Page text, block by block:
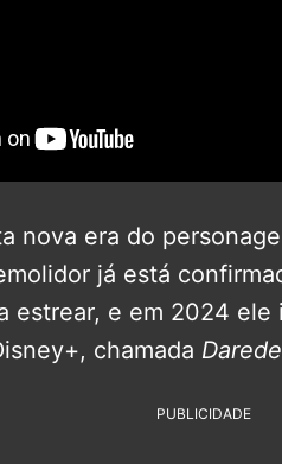
nova era do
já está
estrear, e em 2024 ele
chamada
PUBLICIDADE